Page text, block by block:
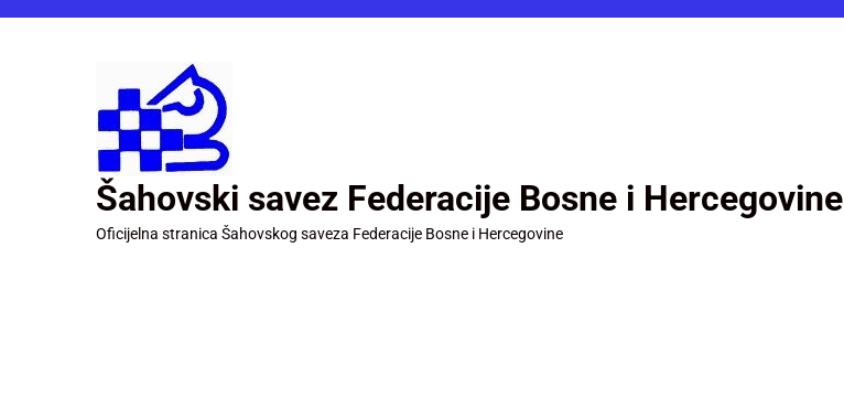
Šahovski savez Federacije Bosne i Hercegovine
Oficijelna stranica Šahovskog saveza Federacije Bosne i Hercegovine